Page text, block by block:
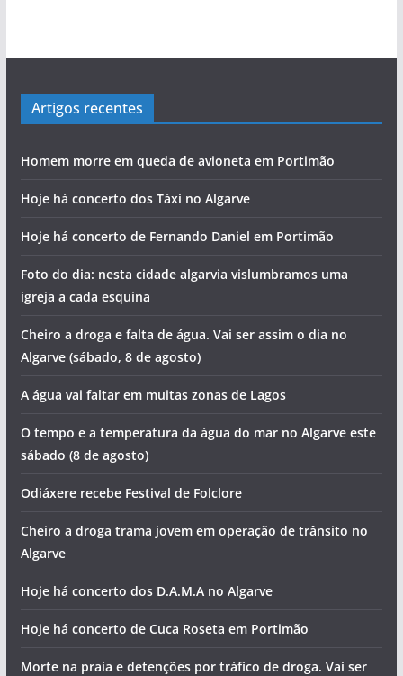
Artigos recentes
Homem morre em queda de avioneta em Portimão
Hoje há concerto dos Táxi no Algarve
Hoje há concerto de Fernando Daniel em Portimão
Foto do dia: nesta cidade algarvia vislumbramos uma
igreja a cada esquina
Cheiro a droga e falta de água. Vai ser assim o dia no
Algarve (sábado, 8 de agosto)
A água vai faltar em muitas zonas de Lagos
O tempo e a temperatura da água do mar no Algarve este
sábado (8 de agosto)
Odiáxere recebe Festival de Folclore
Cheiro a droga trama jovem em operação de trânsito no
Algarve
Hoje há concerto dos D.A.M.A no Algarve
Hoje há concerto de Cuca Roseta em Portimão
Morte na praia e detenções por tráfico de droga. Vai ser